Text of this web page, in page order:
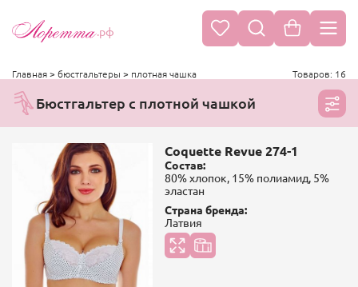
.рф
Главная> бюстгальтеры > плотная чашка Товаров: 16
Бюстгальтер с плотной чашкой
Coquette Revue 274-1
Состав:
80% хлопок, 15% полиамид, 5%
эластан
Страна бренда:
Латвия